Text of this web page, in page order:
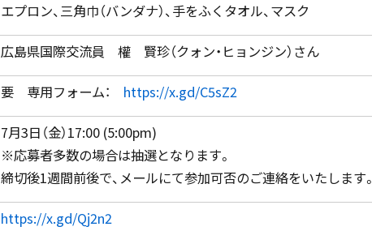
エプロン、三角巾（バンダナ）、手をふくタオル、マスク
広島県国際交流員 權 賢珍（クォン・ヒョンジン）さん
要 専用フォーム： https://x.gd/C5sZ2
7月3日（金）17:00 (5:00pm)
※応募者多数の場合は抽選となります。
締切後1週間前後で、メールにて参加可否のご連絡をいたします。
https://x.gd/Qj2n2